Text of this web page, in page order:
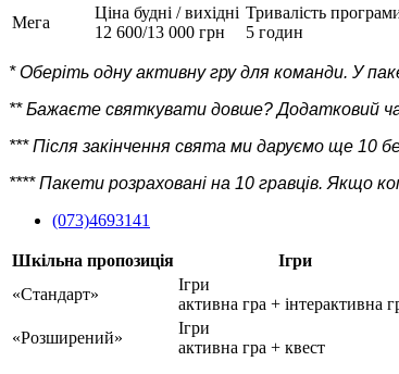
Мега
Ціна будні / вихідні
12 600/13 000 грн
Тривалість
5 годин
* Оберіть одну активну гру для команди. У
** Бажаєте святкувати довше? Додатковий
*** Після закінчення свята ми даруємо ще 10
**** Пакети розраховані на 10 гравців. Якщо
(073)4693141
Шкільна пропозиція Ігри
«Стандарт»
Ігри
активна гра + інтерактивна
«Розширений»
Ігри
активна гра + квест